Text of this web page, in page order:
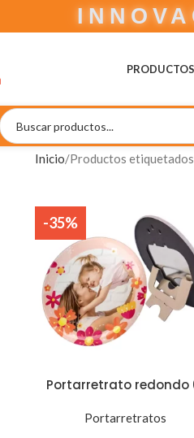
PRODUCTOS
Inicio Productos etiquetados
-35%
Portarretrato redondo
Portarretratos